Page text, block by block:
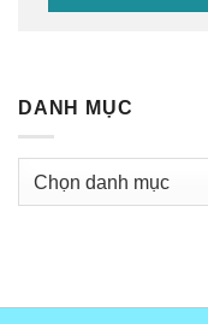
DANH MỤC
Danh